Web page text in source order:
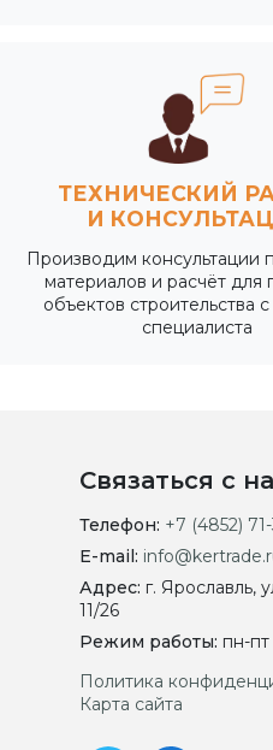
ТЕХНИЧЕСКИЙ
И
Производим консультации
материалов и расчёт для
объектов строительства
специалиста
Связаться с
Телефон: +7 (4852)
E-mail:
Адрес: г. Ярославль,
11/26
Режим работы: пн-
Политика
Карта сайта